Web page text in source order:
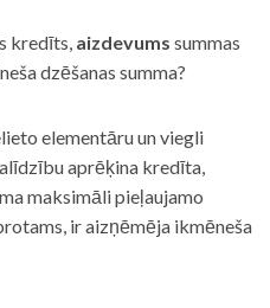
kredīts, aizdevums summas
dzēšanas summa?
elementāru un viegli
aprēķina kredīta,
maksimāli pieļaujamo
ir aizņēmēja ikmēneša